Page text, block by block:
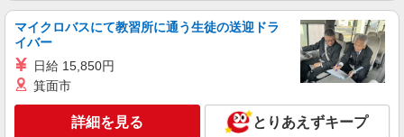
マイクロバスにて教習所に通う生徒の送迎ドラ
イバー
日給 15,850円
箕面市
詳細を見る とりあえずキープ